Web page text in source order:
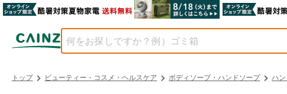
トップ ビューティー・コスメ・ヘルスケア ボディソープ・ハンドソープ ハ